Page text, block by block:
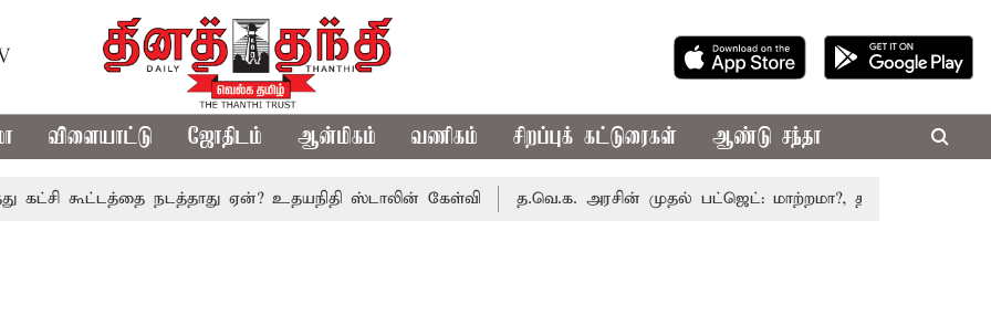
விளையாட்டு ஜோதிடம் ஆன்மிகம் வணிகம் சிறப்புக் கட்டுரைகள் ஆண்டு சந்தா
கூட்டத்தை நடத்தாது ஏன்? உதயநிதி ஸ்டாலின் கேள்வி த.வெ.க. அரசின் முதல் பட்ஜெட்: மாற்றமா?, தடுமாற்றமா?